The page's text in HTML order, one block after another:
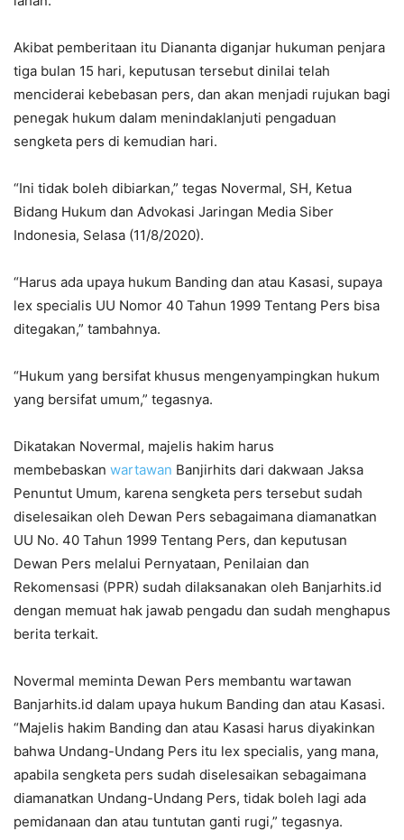
Akibat pemberitaan itu Diananta diganjar hukuman penjara
tiga bulan 15 hari, keputusan tersebut dinilai telah
menciderai kebebasan pers, dan akan menjadi rujukan bagi
penegak hukum dalam menindaklanjuti pengaduan
sengketa pers di kemudian hari.
“Ini tidak boleh dibiarkan,” tegas Novermal, SH, Ketua
Bidang Hukum dan Advokasi Jaringan Media Siber
Indonesia, Selasa (11/8/2020).
“Harus ada upaya hukum Banding dan atau Kasasi, supaya
lex specialis UU Nomor 40 Tahun 1999 Tentang Pers bisa
ditegakan,” tambahnya.
“Hukum yang bersifat khusus mengenyampingkan hukum
yang bersifat umum,” tegasnya.
Dikatakan Novermal, majelis hakim harus
membebaskan wartawan Banjirhits dari dakwaan Jaksa
Penuntut Umum, karena sengketa pers tersebut sudah
diselesaikan oleh Dewan Pers sebagaimana diamanatkan
UU No. 40 Tahun 1999 Tentang Pers, dan keputusan
Dewan Pers melalui Pernyataan, Penilaian dan
Rekomensasi (PPR) sudah dilaksanakan oleh Banjarhits.id
dengan memuat hak jawab pengadu dan sudah menghapus
berita terkait.
Novermal meminta Dewan Pers membantu wartawan
Banjarhits.id dalam upaya hukum Banding dan atau Kasasi.
“Majelis hakim Banding dan atau Kasasi harus diyakinkan
bahwa Undang-Undang Pers itu lex specialis, yang mana,
apabila sengketa pers sudah diselesaikan sebagaimana
diamanatkan Undang-Undang Pers, tidak boleh lagi ada
pemidanaan dan atau tuntutan ganti rugi,” tegasnya.